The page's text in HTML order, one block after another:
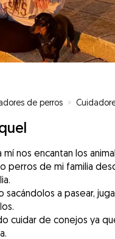
de perros »
mí nos encantan los
perros de mi familia
sacándolos a pasear,
cuidar de conejos ya